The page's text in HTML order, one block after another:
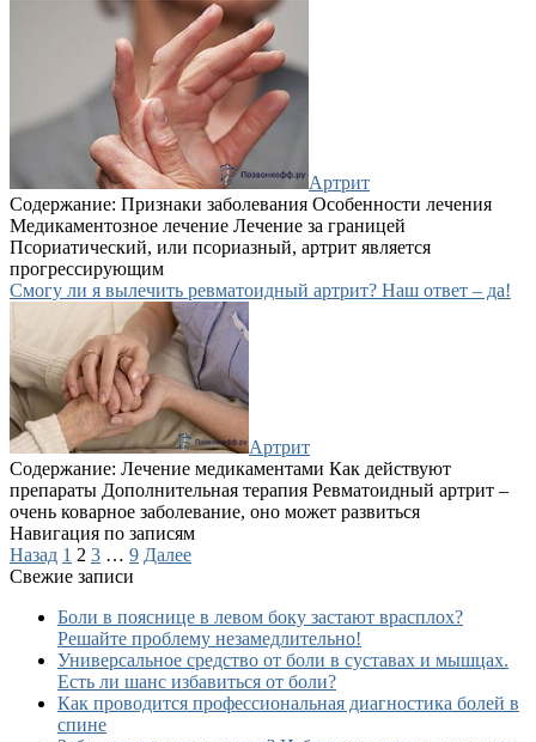
Артрит
Содержание: Признаки заболевания Особенности лечения
Медикаментозное лечение Лечение за границей
Псориатический, или псориазный, артрит является
прогрессирующим
Смогу ли я вылечить ревматоидный артрит? Наш ответ – да!
Артрит
Содержание: Лечение медикаментами Как действуют
препараты Дополнительная терапия Ревматоидный артрит –
очень коварное заболевание, оно может развиться
Навигация по записям
Назад 1 2 3 … 9 Далее
Свежие записи
Боли в пояснице в левом боку застают врасплох?
Решайте проблему незамедлительно!
Универсальное средство от боли в суставах и мышцах.
Есть ли шанс избавиться от боли?
Как проводится профессиональная диагностика болей в
спине